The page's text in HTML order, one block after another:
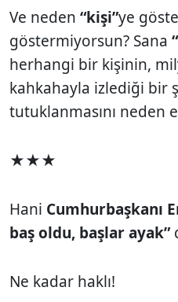
Ve neden “kişi”ye
göstermiyorsun? Sana
herhangi bir kişinin,
kahkahayla izlediği bir
tutuklanmasını neden
★★★
Hani Cumhurbaşkanı
baş oldu, başlar ayak”
Ne kadar haklı!